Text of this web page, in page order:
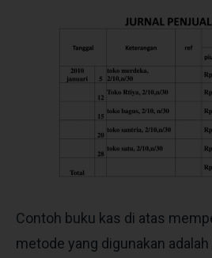
Contoh buku kas di atas
metode yang digunakan